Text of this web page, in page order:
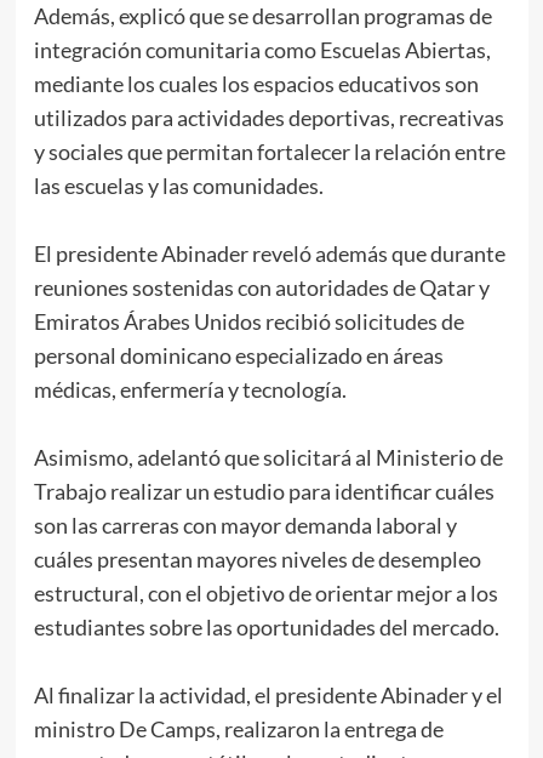
Además, explicó que se desarrollan programas de
integración comunitaria como Escuelas Abiertas,
mediante los cuales los espacios educativos son
utilizados para actividades deportivas, recreativas
y sociales que permitan fortalecer la relación entre
las escuelas y las comunidades.
El presidente Abinader reveló además que durante
reuniones sostenidas con autoridades de Qatar y
Emiratos Árabes Unidos recibió solicitudes de
personal dominicano especializado en áreas
médicas, enfermería y tecnología.
Asimismo, adelantó que solicitará al Ministerio de
Trabajo realizar un estudio para identificar cuáles
son las carreras con mayor demanda laboral y
cuáles presentan mayores niveles de desempleo
estructural, con el objetivo de orientar mejor a los
estudiantes sobre las oportunidades del mercado.
Al finalizar la actividad, el presidente Abinader y el
ministro De Camps, realizaron la entrega de